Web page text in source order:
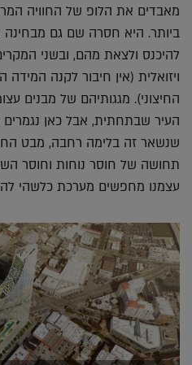
מאבדים את הלופ של החוויה
ביותר. היא חסרה שם גם
להיכנס ולצאת מהם, ובשני
ויזואלית (אין חיבור לקנה
החיצוני). מגגותיהם של מבנים
העיר שבתחתית, אבל כאן
שנשאר זה בלימה רחבה, מבט
תחושה של חוסר נוחות וחוסר
עצמנו מחפשים מערכת כלשהי